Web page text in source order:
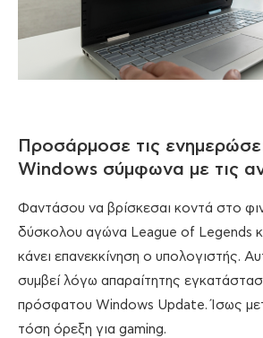
Προσάρμοσε τις
Windows σύμφωνα με τις
Φαντάσου να βρίσκεσαι κοντά στο
δύσκολου αγώνα League of Legends
κάνει επανεκκίνηση ο υπολογιστής.
συμβεί λόγω απαραίτητης
πρόσφατου Windows Update. Ίσως
τόση όρεξη για gaming.